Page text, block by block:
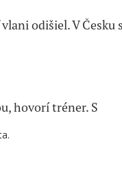
odišiel. V Česku
hovorí tréner. S